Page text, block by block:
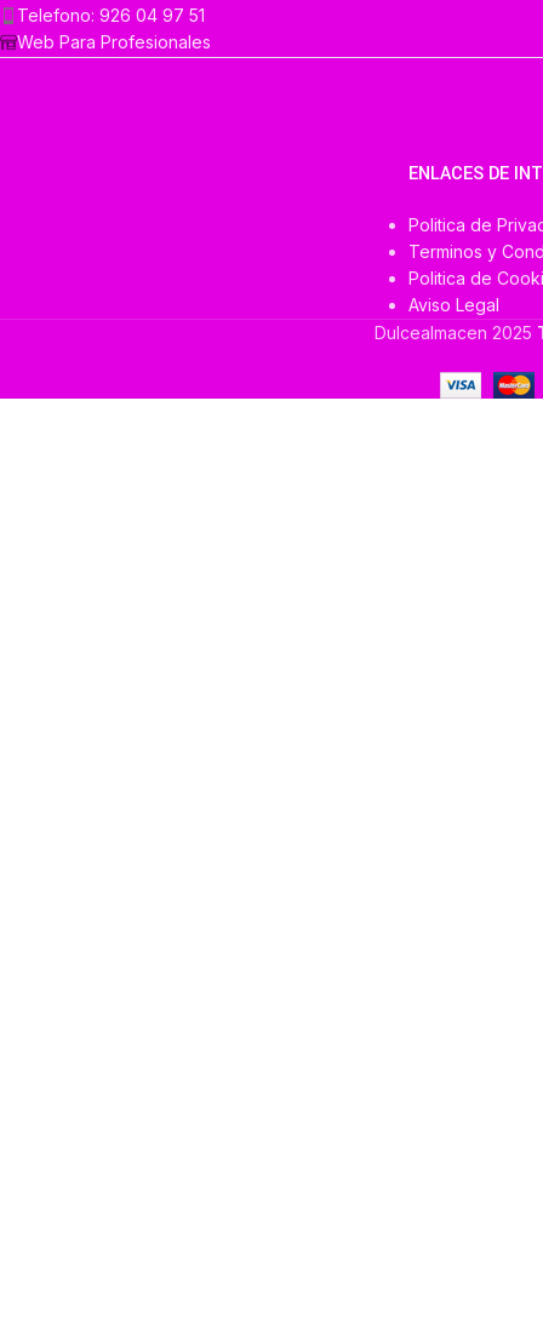
Telefono: 926 04 97 51
Web Para Profesionales
ENLACES DE
Politica de
Terminos y
Politica de
Aviso Legal
Dulcealmacen 2025